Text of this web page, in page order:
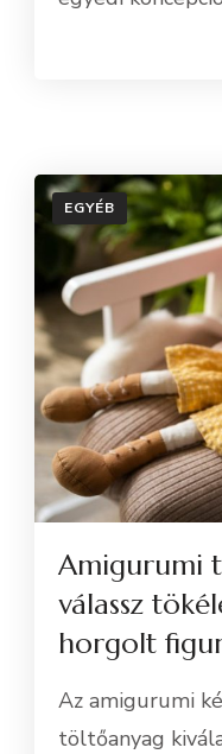
EGYÉB
Amigurumi
válassz
horgolt
Az amigurumi
töltőanyag